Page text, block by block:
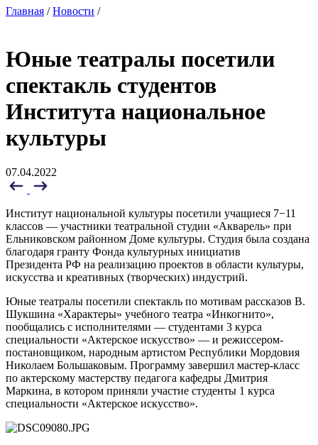
Главная /Новости /
Юные театралы посетили
спектакль студентов
Института национальное
культуры
07.04.2022
Институт национальной культуры посетили учащиеся 7−11
классов — участники театральной студии «Акварель» при
Ельниковском районном Доме культуры. Студия была создана
благодаря гранту Фонда культурных инициатив
Президента РФ на реализацию проектов в области культуры,
искусства и креативных (творческих) индустрий.
Юные театралы посетили спектакль по мотивам рассказов В.
Шукшина «Характеры» учебного театра «Инкогнито»,
пообщались с исполнителями — студентами 3 курса
специальности «Актерское искусство» — и режиссером-
постановщиком, народным артистом Республики Мордовия
Николаем Большаковым. Программу завершил мастер-класс
по актерскому мастерству педагога кафедры Дмитрия
Маркина, в котором приняли участие студенты 1 курса
специальности «Актерское искусство».